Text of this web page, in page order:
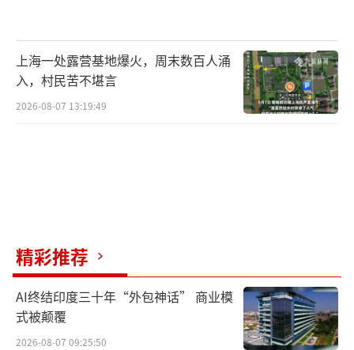
上海一处露营基地爆火，周末数百人涌
入，村民苦不堪言
2026-08-07 13:19:49
精彩推荐
AI终结印度三十年“外包神话” 商业模
式被颠覆
2026-08-07 09:25:50